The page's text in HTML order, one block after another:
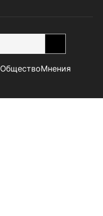
ОбществоМнения